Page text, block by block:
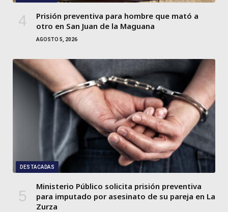
Prisión preventiva para hombre que mató a
otro en San Juan de la Maguana
AGOSTO 5, 2026
DESTACADAS
Ministerio Público solicita prisión preventiva
para imputado por asesinato de su pareja en La
Zurza